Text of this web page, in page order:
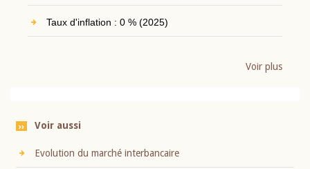
Taux d'inflation : 0 % (2025)
Voir plus
Voir aussi
Evolution du marché interbancaire